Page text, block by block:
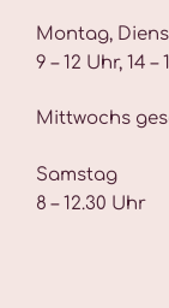
Montag,
9 – 12 Uhr, 14 –
Mittwochs
Samstag
8 – 12.30 Uhr